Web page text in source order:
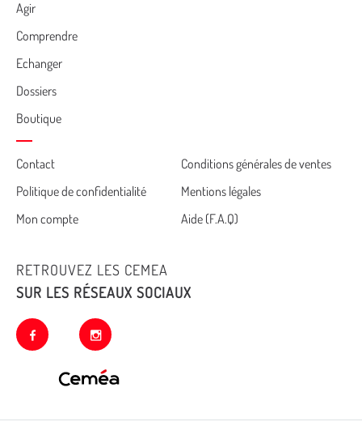
Agir
Comprendre
Echanger
Dossiers
Boutique
Cemea
footer
Contact
Conditions générales de ventes
Politique de confidentialité
Mentions légales
Mon compte
Aide (F.A.Q)
RETROUVEZ LES CEMEA
SUR LES RÉSEAUX SOCIAUX
facebook instagram